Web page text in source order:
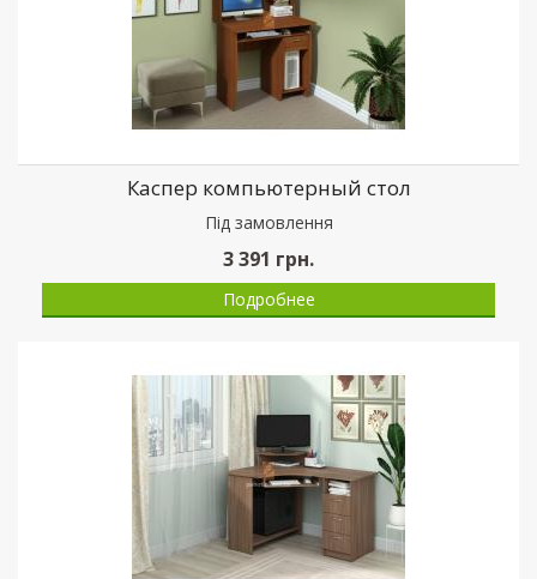
Каспер компьютерный стол
Пiд замовлення
3 391 грн.
Подробнее